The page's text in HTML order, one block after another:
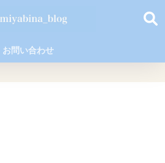
お問い合わせ